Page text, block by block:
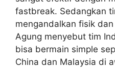
fastbreak. Sedangkan
mengandalkan fisik
Agung menyebut tim
bisa bermain simple
China dan Malaysia di